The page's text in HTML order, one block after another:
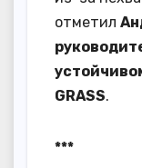
отметил
GRASS.
***